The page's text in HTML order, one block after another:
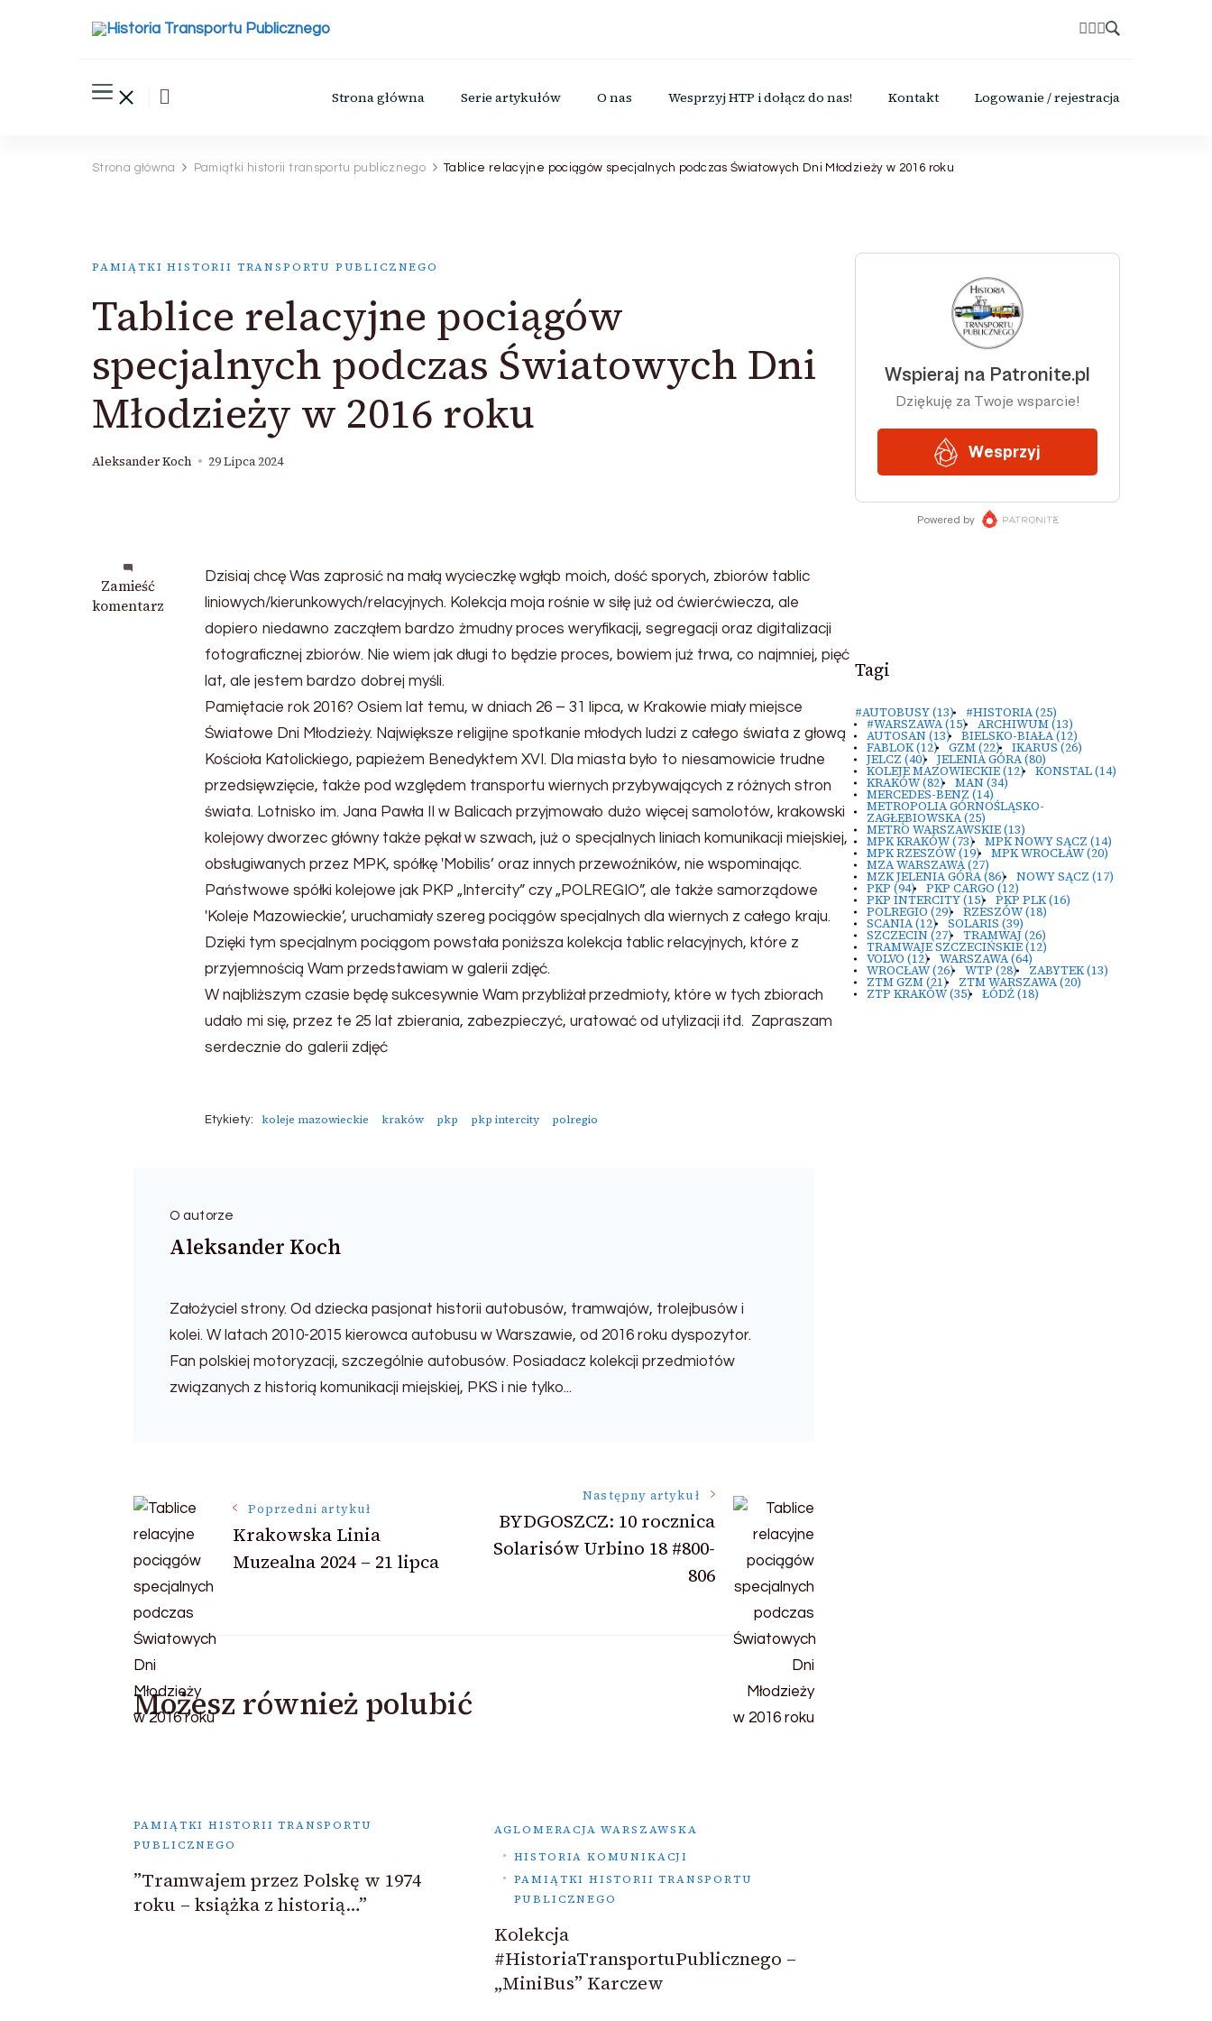
Strona główna Serie artykułów O nas Wesprzyj HTP i dołącz do nas! Kontakt Logowanie / rejestracja
Strona główna Pamiątki historii transportu publicznego Tablice relacyjne pociągów specjalnych podczas Światowych Dni Młodzieży w 2016 roku
PAMIĄTKI HISTORII TRANSPORTU PUBLICZNEGO
Tablice relacyjne pociągów
specjalnych podczas Światowych Dni
Młodzieży w 2016 roku
Aleksander Koch 29 Lipca 2024
Zamieść
komentarz
we
wpisie
specjalnych
Światowych
Dzisiaj chcę Was zaprosić na małą wycieczkę wgłąb moich, dość sporych, zbiorów tablic
liniowych/kierunkowych/relacyjnych. Kolekcja moja rośnie w siłę już od ćwierćwiecza, ale
dopiero niedawno zacząłem bardzo żmudny proces weryfikacji, segregacji oraz digitalizacji
fotograficznej zbiorów. Nie wiem jak długi to będzie proces, bowiem już trwa, co najmniej, pięć
lat, ale jestem bardzo dobrej myśli.
Pamiętacie rok 2016? Osiem lat temu, w dniach 26 – 31 lipca, w Krakowie miały miejsce
Światowe Dni Młodzieży. Największe religijne spotkanie młodych ludzi z całego świata z głową
Kościoła Katolickiego, papieżem Benedyktem XVI. Dla miasta było to niesamowicie trudne
przedsięwzięcie, także pod względem transportu wiernych przybywających z różnych stron
świata. Lotnisko im. Jana Pawła II w Balicach przyjmowało dużo więcej samolotów, krakowski
kolejowy dworzec główny także pękał w szwach, już o specjalnych liniach komunikacji miejskiej,
obsługiwanych przez MPK, spółkę 'Mobilis’ oraz innych przewoźników, nie wspominając.
Państwowe spółki kolejowe jak PKP „Intercity” czy „POLREGIO”, ale także samorządowe
'Koleje Mazowieckie’, uruchamiały szereg pociągów specjalnych dla wiernych z całego kraju.
Dzięki tym specjalnym pociągom powstała poniższa kolekcja tablic relacyjnych, które z
przyjemnością Wam przedstawiam w galerii zdjęć.
W najbliższym czasie będę sukcesywnie Wam przybliżał przedmioty, które w tych zbiorach
udało mi się, przez te 25 lat zbierania, zabezpieczyć, uratować od utylizacji itd. Zapraszam
serdecznie do galerii zdjęć
Etykiety: koleje mazowieckie kraków pkp pkp intercity polregio
O autorze
Aleksander Koch
Założyciel strony. Od dziecka pasjonat historii autobusów, tramwajów, trolejbusów i
kolei. W latach 2010-2015 kierowca autobusu w Warszawie, od 2016 roku dyspozytor.
Fan polskiej motoryzacji, szczególnie autobusów. Posiadacz kolekcji przedmiotów
związanych z historią komunikacji miejskiej, PKS i nie tylko...
Nawigacja
wpisu
Poprzedni artykuł
Krakowska Linia
Muzealna 2024 – 21 lipca
Następny artykuł
BYDGOSZCZ: 10 rocznica
Solarisów Urbino 18 #800-
806
Możesz również polubić
PAMIĄTKI HISTORII TRANSPORTU
PUBLICZNEGO
”Tramwajem przez Polskę w 1974
roku – książka z historią…”
AGLOMERACJA WARSZAWSKA
HISTORIA KOMUNIKACJI
PAMIĄTKI HISTORII TRANSPORTU
PUBLICZNEGO
Kolekcja
#HistoriaTransportuPublicznego –
„MiniBus” Karczew
Tagi
#AUTOBUSY(13) #HISTORIA(25)
#WARSZAWA(15) ARCHIWUM(13)
AUTOSAN(13) BIELSKO-BIAŁA(12)
FABLOK(12) GZM(22) IKARUS(26)
JELCZ (40) JELENIA GÓRA(80)
KOLEJE MAZOWIECKIE(12) KONSTAL(14)
KRAKÓW(82) MAN(34)
MERCEDES-BENZ (14)
METROPOLIA GÓRNOŚLĄSKO-
ZAGŁĘBIOWSKA(25)
METRO WARSZAWSKIE(13)
MPK KRAKÓW(73) MPK NOWY SĄCZ (14)
MPK RZESZÓW(19) MPK WROCŁAW(20)
MZA WARSZAWA(27)
MZK JELENIA GÓRA(86) NOWY SĄCZ (17)
PKP (94) PKP CARGO (12)
PKP INTERCITY(15) PKP PLK(16)
POLREGIO (29) RZESZÓW(18)
SCANIA(12) SOLARIS (39)
SZCZECIN(27) TRAMWAJ(26)
TRAMWAJE SZCZECIŃSKIE(12)
VOLVO (12) WARSZAWA(64)
WROCŁAW(26) WTP (28) ZABYTEK(13)
ZTM GZM(21) ZTM WARSZAWA(20)
ZTP KRAKÓW(35) ŁÓDŹ(18)